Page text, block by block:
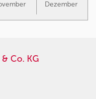
Dezember
Co. KG